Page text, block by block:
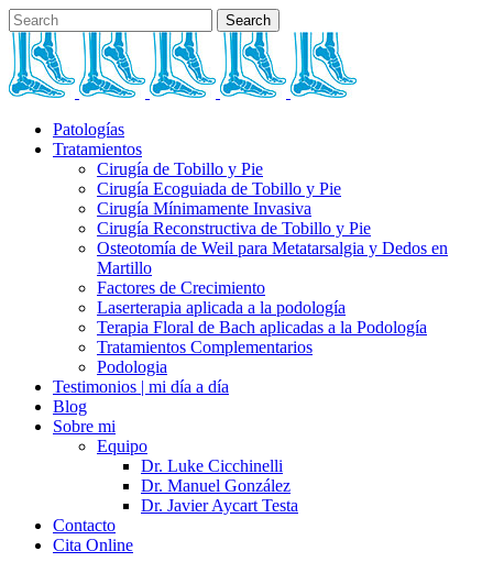
Patologías
Tratamientos
Cirugía de Tobillo y Pie
Cirugía Ecoguiada de Tobillo y Pie
Cirugía Mínimamente Invasiva
Cirugía Reconstructiva de Tobillo y Pie
Osteotomía de Weil para Metatarsalgia y Dedos en
Martillo
Factores de Crecimiento
Laserterapia aplicada a la podología
Terapia Floral de Bach aplicadas a la Podología
Tratamientos Complementarios
Podologia
Testimonios | mi día a día
Blog
Sobre mi
Equipo
Dr. Luke Cicchinelli
Dr. Manuel González
Dr. Javier Aycart Testa
Contacto
Cita Online